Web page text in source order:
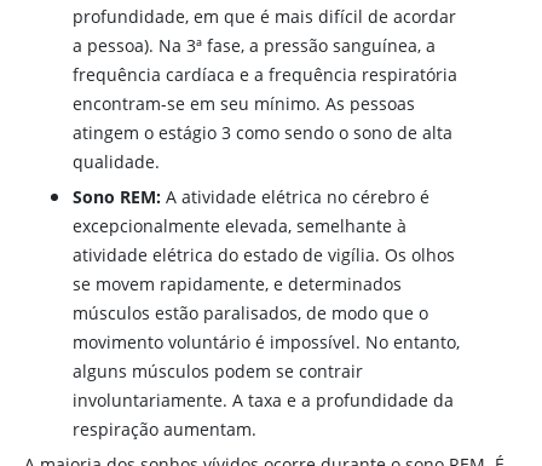
profundidade, em que é mais difícil de acordar
a pessoa). Na 3ª fase, a pressão sanguínea, a
frequência cardíaca e a frequência respiratória
encontram-se em seu mínimo. As pessoas
atingem o estágio 3 como sendo o sono de alta
qualidade.
Sono REM: A atividade elétrica no cérebro é
excepcionalmente elevada, semelhante à
atividade elétrica do estado de vigília. Os olhos
se movem rapidamente, e determinados
músculos estão paralisados​, de modo que o
movimento voluntário é impossível. No entanto,
alguns músculos podem se contrair
involuntariamente. A taxa e a profundidade da
respiração aumentam.